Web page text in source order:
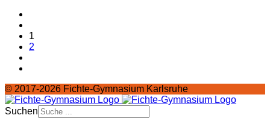
1
2
© 2017-2026 Fichte-Gymnasium Karlsruhe
Suchen